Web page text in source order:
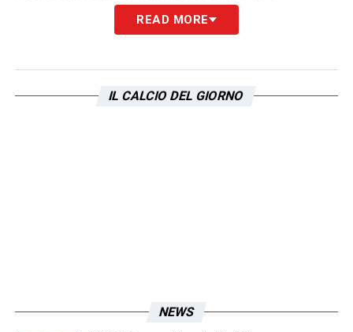
conoscenza della situazione. In alternativa la
personale per omessa denuncia, mentre
non c’è la responsabilità oggettiva del club.
READ MORE
IL CALCIO DEL GIORNO
NEWS